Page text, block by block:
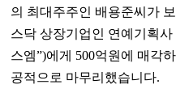
의 최대주주인 배용준씨가
스닥 상장기업인 연예기획
스엠”)에게 500억원에 매각
공적으로 마무리했습니다.